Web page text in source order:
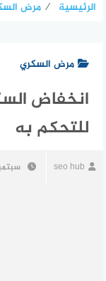
الرئيسية ⁄ مرض
مرض السكري
للتحكم به
seo hub سبتمبر